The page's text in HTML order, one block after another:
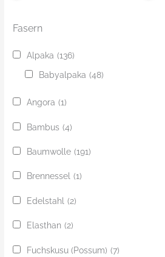
Fasern
Alpaka (136)
Babyalpaka (48)
Angora (1)
Bambus (4)
Baumwolle (191)
Brennessel (1)
Edelstahl (2)
Elasthan (2)
Fuchskusu (Possum) (7)